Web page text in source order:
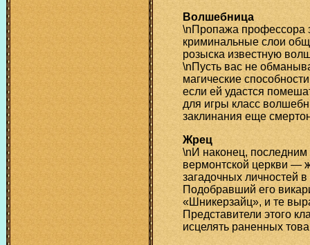
Волшебница
\nПропажа профессора
криминальные слои
розыска известную
\nПусть вас не
магические
если ей удастся
для игры класс
заклинания еще
Жрец
\nИ наконец, последним
вермонтской церкви —
загадочных личностей
Подобравший его
«Шникерзайц», и те
Представители этого
исцелять раненных